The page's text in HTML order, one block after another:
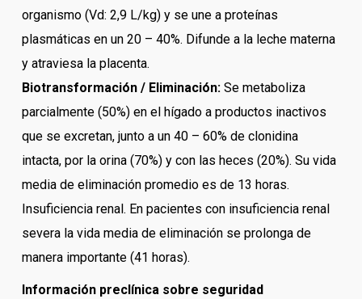
organismo (Vd: 2,9 L/kg) y se une a proteínas
plasmáticas en un 20 – 40%. Difunde a la leche materna
y atraviesa la placenta.
Biotransformación / Eliminación:Se metaboliza
parcialmente (50%) en el hígado a productos inactivos
que se excretan, junto a un 40 – 60% de clonidina
intacta, por la orina (70%) y con las heces (20%). Su vida
media de eliminación promedio es de 13 horas.
Insuficiencia renal. En pacientes con insuficiencia renal
severa la vida media de eliminación se prolonga de
manera importante (41 horas).
Información preclínica sobre seguridad